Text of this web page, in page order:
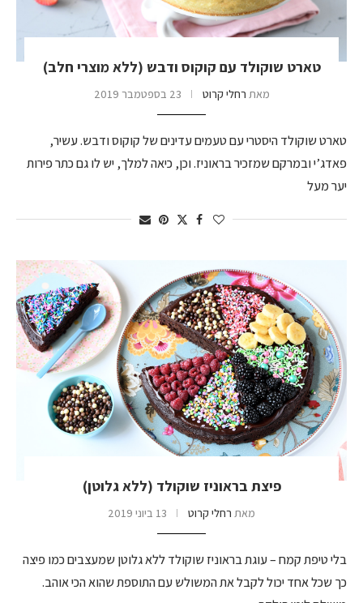
טארט שוקולד עם קוקוס ודבש (ללא מוצרי חלב)
מאת רחלי קרוט 23 בספטמבר 2019
טארט שוקולד היסטרי עם טעמים עדינים של קוקוס ודבש. עשיר,
פאדג’י ובמרקם שמזכיר בראוניז. וכן, כיאה למלך, יש לו גם כתר פירות
יער מעל
פיצת בראוניז שוקולד (ללא גלוטן)
מאת רחלי קרוט 13 ביוני 2019
בלי טיפת קמח – עוגת בראוניז שוקולד ללא גלוטן שמעצבים כמו פיצה
כך שכל אחד יכול לקבל את המשולש עם התוספת שהוא הכי אוהב.